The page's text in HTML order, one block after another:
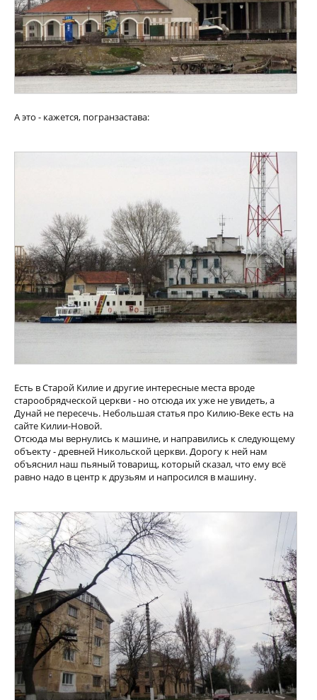
А это - кажется, погранзастава:
Есть в Старой Килие и другие интересные места вроде
старообрядческой церкви - но отсюда их уже не увидеть, а
Дунай не пересечь. Небольшая статья про Килию-Веке есть на
сайте Килии-Новой.
Отсюда мы вернулись к машине, и направились к следующему
объекту - древней Никольской церкви. Дорогу к ней нам
объяснил наш пьяный товарищ, который сказал, что ему всё
равно надо в центр к друзьям и напросился в машину.